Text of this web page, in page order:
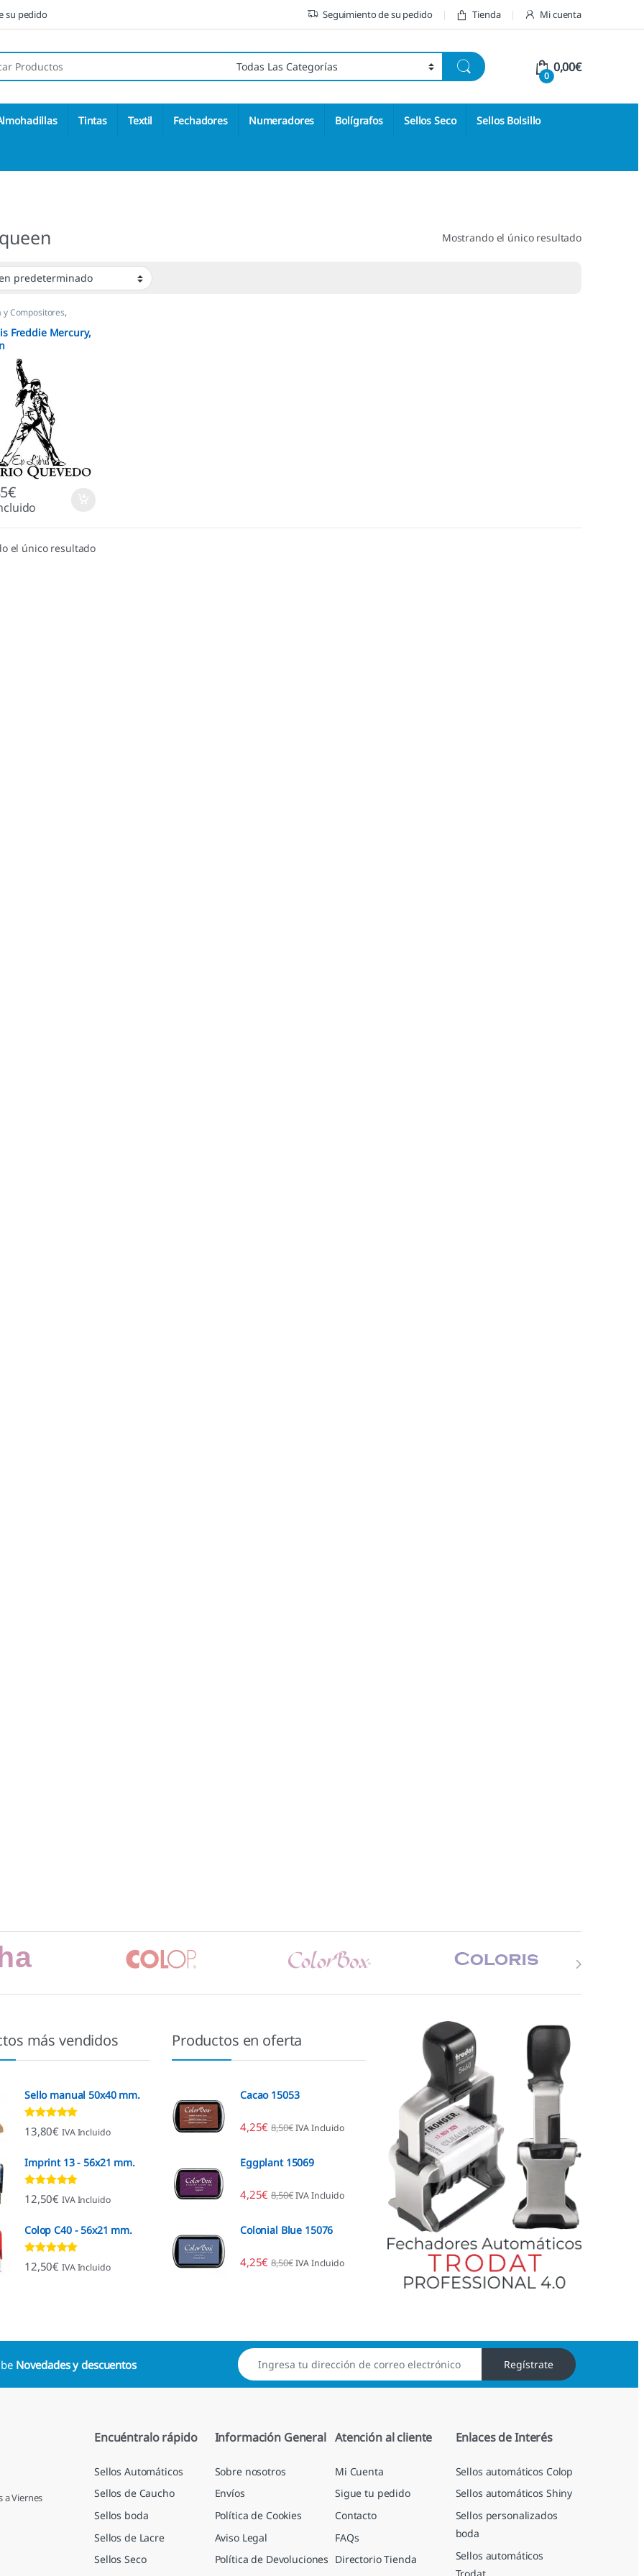
su pedido Seguimiento de su pedido Tienda Mi cuenta
de:
0
0,00€
Tintas Textil Fechadores Numeradores Bolígrafos Sellos Seco Sellos Bolsillo
Mostrando el único resultado
y Compositores,
y Figuras Sellos Ex
Freddie Mercury,
€
el único resultado
más vendidos
Sello manual 50x40 mm.
Valorado con
4.80de 5
13,80€ IVA Incluido
Imprint 13 - 56x21 mm.
Valorado con
4.96de 5
12,50€ IVA Incluido
Colop C40 - 56x21 mm.
Valorado con
4.89de 5
12,50€ IVA Incluido
Productos en oferta
Cacao 15053
4,25€ 8,50€ IVA Incluido
Eggplant 15069
4,25€ 8,50€ IVA Incluido
Colonial Blue 15076
4,25€ 8,50€ IVA Incluido
Novedades y descuentos Regístrate
a Viernes
Encuéntralo rápido
Sellos Automáticos
Sellos de Caucho
Sellos boda
Sellos de Lacre
Sellos Seco
Información General
Sobre nosotros
Envíos
Política de Cookies
Aviso Legal
Política de Devoluciones
Atención al cliente
Mi Cuenta
Sigue tu pedido
Contacto
FAQs
Directorio Tienda
Enlaces de Interés
Sellos automáticos Colop
Sellos automáticos Shiny
Sellos personalizados
boda
Sellos automáticos
Trodat